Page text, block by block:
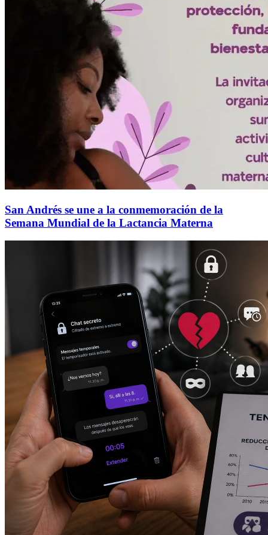
San Andrés se une a la conmemoración de la
Semana Mundial de la Lactancia Materna